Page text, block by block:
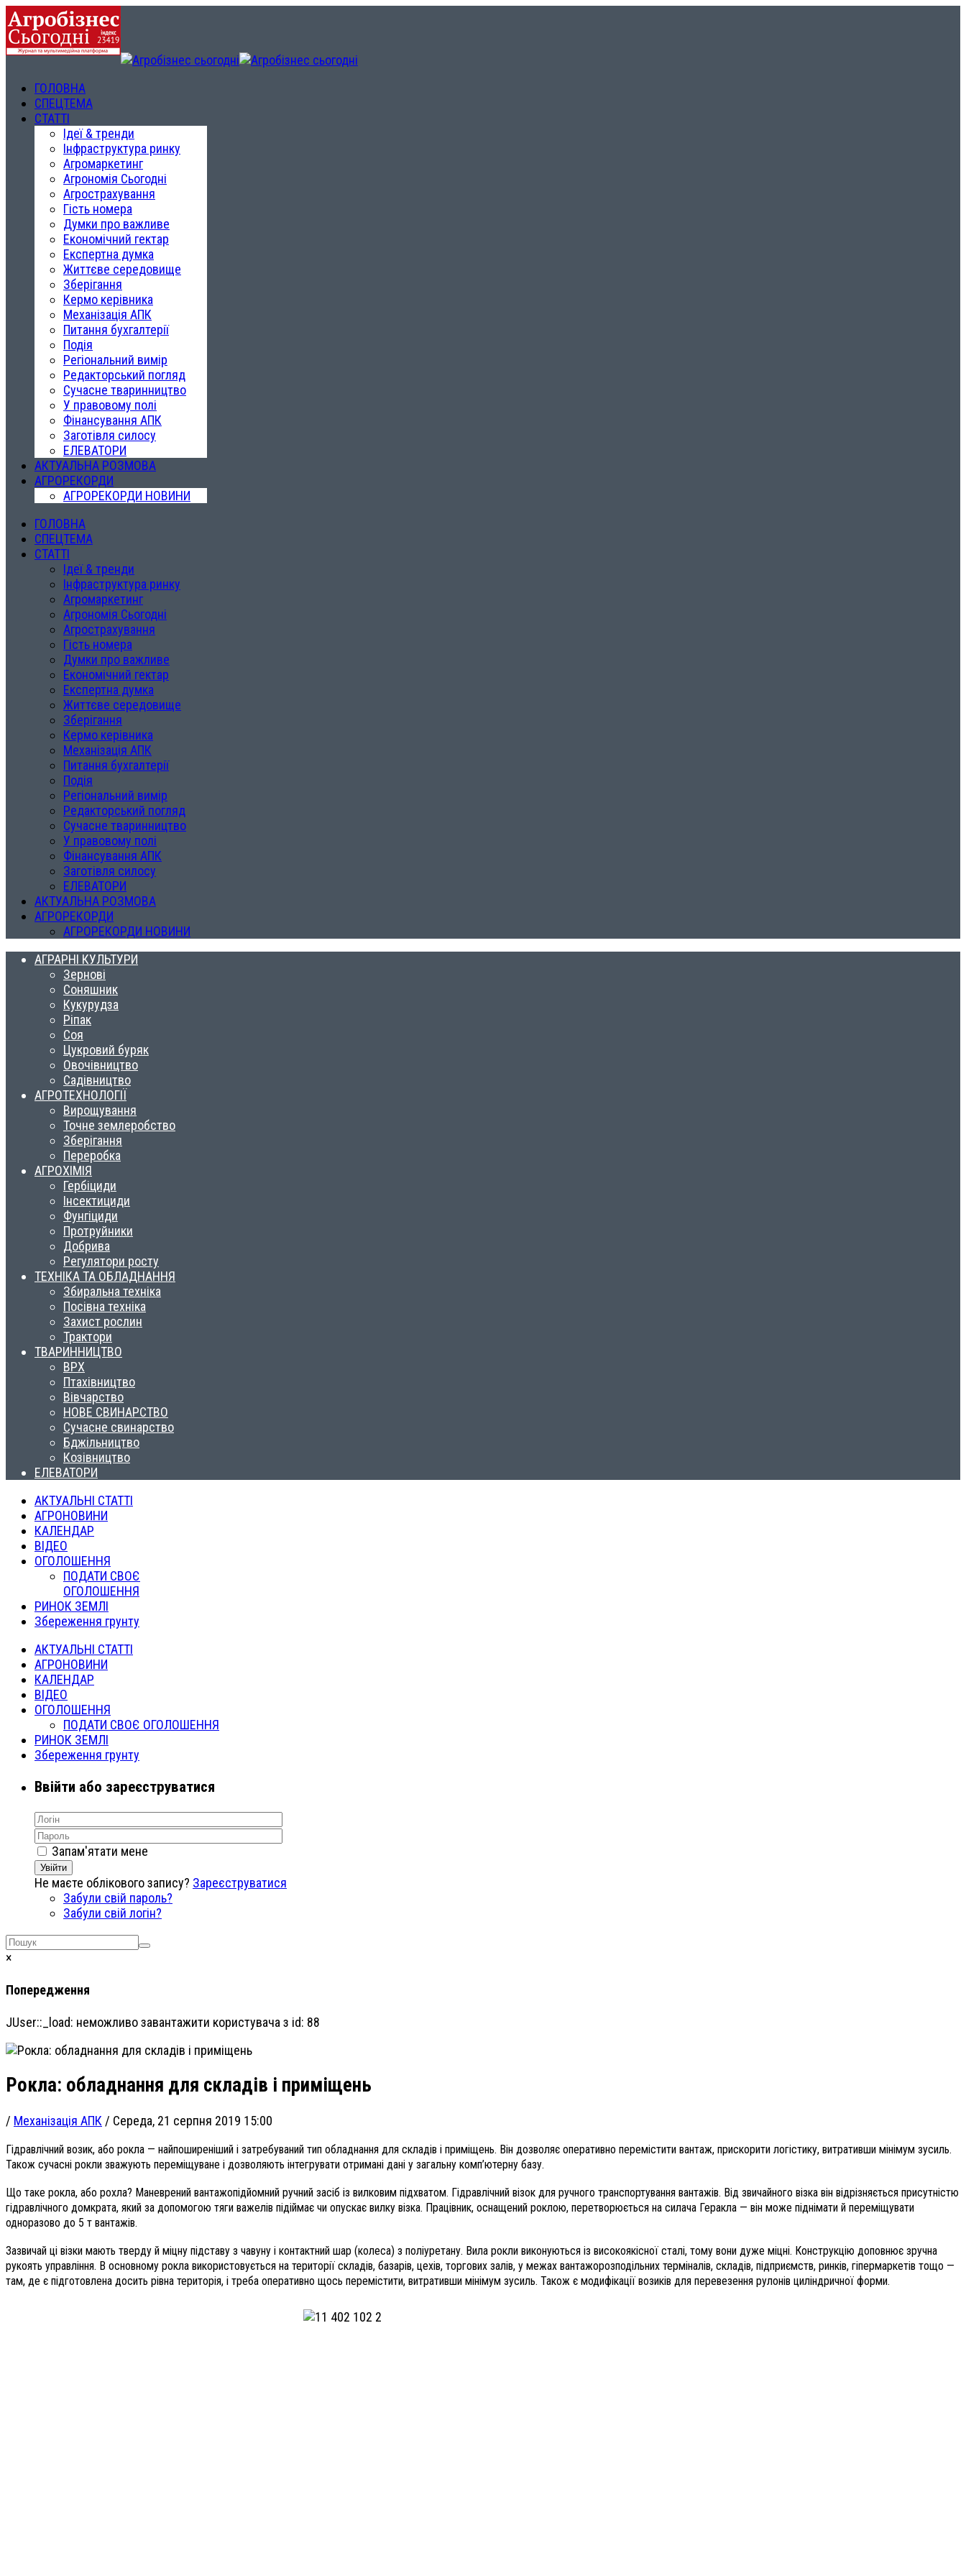
ГОЛОВНА
СПЕЦТЕМА
СТАТТІ
Ідеї & тренди
Інфраструктура ринку
Агромаркетинг
Агрономія Сьогодні
Агрострахування
Гість номера
Думки про важливе
Економічний гектар
Експертна думка
Життєве середовище
Зберігання
Кермо керівника
Механізація АПК
Питання бухгалтерії
Подія
Регіональний вимір
Редакторський погляд
Сучасне тваринництво
У правовому полі
Фінансування АПК
Заготівля силосу
ЕЛЕВАТОРИ
АКТУАЛЬНА РОЗМОВА
АГРОРЕКОРДИ
АГРОРЕКОРДИ НОВИНИ
ГОЛОВНА
СПЕЦТЕМА
СТАТТІ
Ідеї & тренди
Інфраструктура ринку
Агромаркетинг
Агрономія Сьогодні
Агрострахування
Гість номера
Думки про важливе
Економічний гектар
Експертна думка
Життєве середовище
Зберігання
Кермо керівника
Механізація АПК
Питання бухгалтерії
Подія
Регіональний вимір
Редакторський погляд
Сучасне тваринництво
У правовому полі
Фінансування АПК
Заготівля силосу
ЕЛЕВАТОРИ
АКТУАЛЬНА РОЗМОВА
АГРОРЕКОРДИ
АГРОРЕКОРДИ НОВИНИ
АГРАРНІ КУЛЬТУРИ
Зернові
Соняшник
Кукурудза
Ріпак
Соя
Цукровий буряк
Овочівництво
Садівництво
АГРОТЕХНОЛОГІЇ
Вирощування
Точне землеробство
Зберігання
Переробка
АГРОХІМІЯ
Гербіциди
Інсектициди
Фунгіциди
Протруйники
Добрива
Регулятори росту
ТЕХНІКА ТА ОБЛАДНАННЯ
Збиральна техніка
Посівна техніка
Захист рослин
Трактори
ТВАРИННИЦТВО
ВРХ
Птахівництво
Вівчарство
НОВЕ СВИНАРСТВО
Сучасне свинарство
Бджільництво
Козівництво
ЕЛЕВАТОРИ
АКТУАЛЬНІ СТАТТІ
АГРОНОВИНИ
КАЛЕНДАР
ВІДЕО
ОГОЛОШЕННЯ
ПОДАТИ СВОЄ
ОГОЛОШЕННЯ
РИНОК ЗЕМЛІ
Збереження грунту
АКТУАЛЬНІ СТАТТІ
АГРОНОВИНИ
КАЛЕНДАР
ВІДЕО
ОГОЛОШЕННЯ
ПОДАТИ СВОЄ ОГОЛОШЕННЯ
РИНОК ЗЕМЛІ
Збереження грунту
Ввійти або зареєструватися
Запам'ятати мене
Увійти
Не маєте облікового запису? Зареєструватися
Забули свій пароль?
Забули свій логін?
×
Попередження
JUser::_load: неможливо завантажити користувача з id: 88
Рокла: обладнання для складів і приміщень
/ Механізація АПК / Середа, 21 серпня 2019 15:00
Гідравлічний возик, або рокла — найпоширеніший і затребуваний тип обладнання для складів і приміщень. Він дозволяє оперативно перемістити вантаж, прискорити логістику, витративши мінімум зусиль.
Також сучасні рокли зважують переміщуване і дозволяють інтегрувати отримані дані у загальну комп’ютерну базу.
Що таке рокла, або рохла? Маневрений вантажопідйомний ручний засіб із вилковим підхватом. Гідравлічний візок для ручного транспортування вантажів. Від звичайного візка він відрізняється присутністю
гідравлічного домкрата, який за допомогою тяги важелів підіймає чи опускає вилку візка. Працівник, оснащений роклою, перетворюється на силача Геракла — він може піднімати й переміщувати
одноразово до 5 т вантажів.
Зазвичай ці візки мають тверду й міцну підставу з чавуну і контактний шар (колеса) з поліуретану. Вила рокли виконуються із високоякісної сталі, тому вони дуже міцні. Конструкцію доповнює зручна
рукоять управління. В основному рокла використовується на території складів, базарів, цехів, торгових залів, у межах вантажорозподільних терміналів, складів, підприємств, ринків, гіпермаркетів тощо —
там, де є підготовлена досить рівна територія, і треба оперативно щось перемістити, витративши мінімум зусиль. Також є модифікації возиків для перевезення рулонів циліндричної форми.